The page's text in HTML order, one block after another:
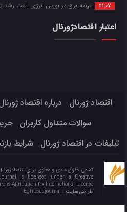
21:07 عرضه برق در بورس انرژی باعث رشد
اعتبار اقتصادژورنال
اقتصاد ژورنال درباره اقتصاد ژورنال
سوالات متداول کاربران
تبلیغات در اقتصاد ژورنال
شرایط
تمامی حقوق مادی و معنوی برای
is licensed under a Creative
Attribution 4.0 International License ©️
طراحی سایت :